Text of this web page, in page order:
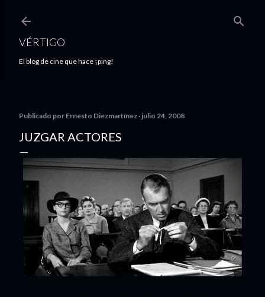
VÉRTIGO
El blog de cine que hace ¡ping!
Publicado por Ernesto Diezmartínez julio 24, 2008
JUZGAR ACTORES